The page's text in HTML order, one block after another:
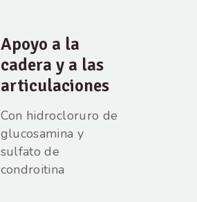
Apoyo a la
cadera y a las
articulaciones
Con hidrocloruro de
glucosamina y
sulfato de
condroitina